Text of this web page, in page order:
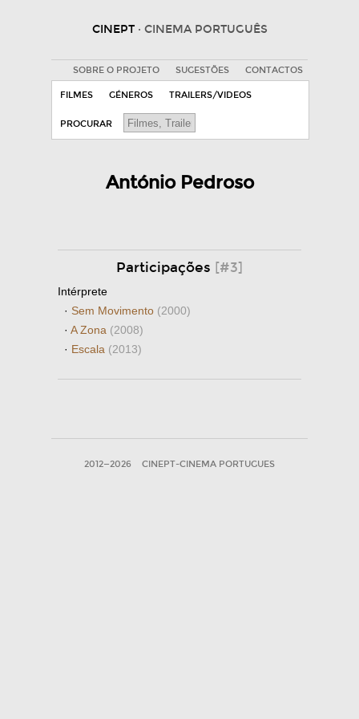
CINEPT · CINEMA PORTUGUÊS
SOBRE O PROJETO SUGESTÕES CONTACTOS
FILMES GÉNEROS TRAILERS/VIDEOS
PROCURAR
António Pedroso
Participações [#3]
Intérprete
· Sem Movimento (2000)
· A Zona (2008)
· Escala (2013)
2012—2026 CINEPT-CINEMA PORTUGUES